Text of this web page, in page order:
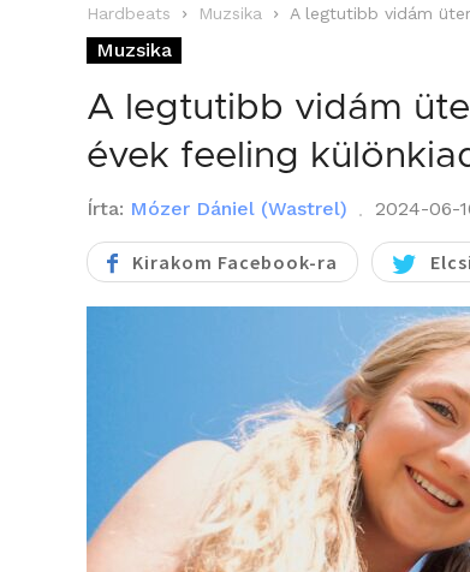
Hardbeats Muzsika A legtutibb vidám
Muzsika
A legtutibb vidám
évek feeling
Írta: Mózer Dániel (Wastrel) 2024-06-
Kirakom Facebook-ra